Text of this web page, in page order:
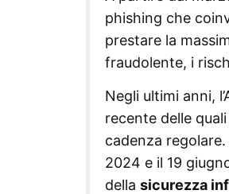
phishing che
prestare la
fraudolente, i
Negli ultimi anni,
recente delle
cadenza
2024 e il 19
della sicurezza